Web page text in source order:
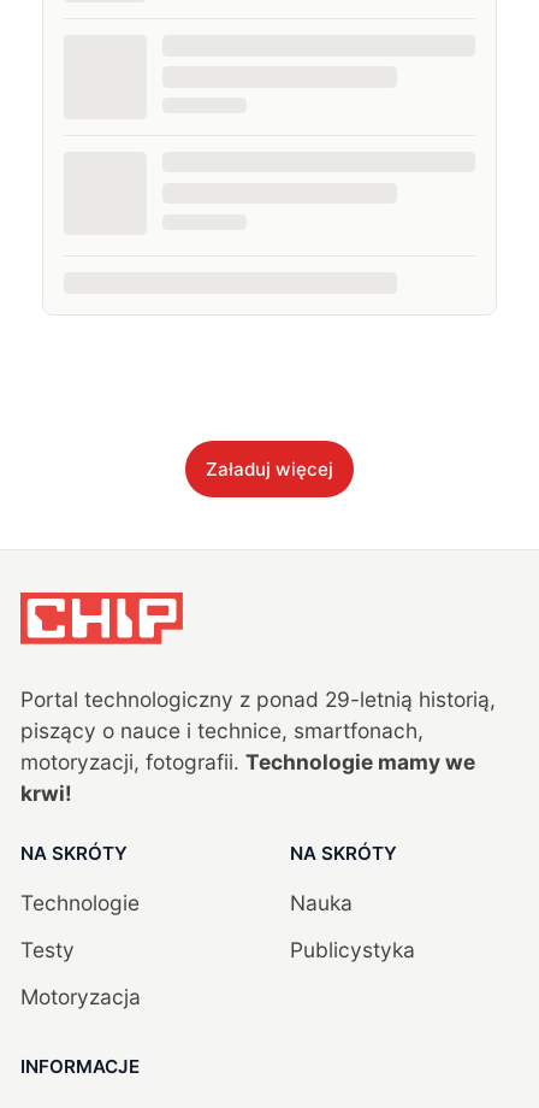
Załaduj więcej
Portal technologiczny z ponad 29-letnią historią,
piszący o nauce i technice, smartfonach,
motoryzacji, fotografii. Technologie mamy we
krwi!
NA SKRÓTY
Technologie
Testy
Motoryzacja
NA SKRÓTY
Nauka
Publicystyka
INFORMACJE